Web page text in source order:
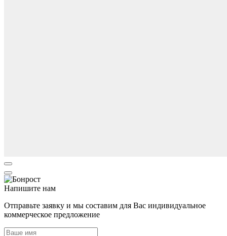
Напишите нам
Отправьте заявку и мы составим для Вас индивидуальное
коммерческое предложение